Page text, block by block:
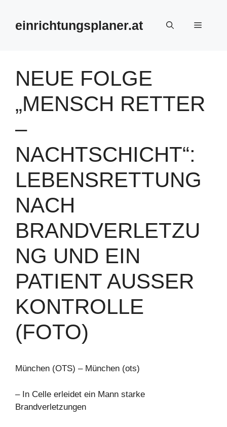
springeneinrichtungsplaner.at Menü
NEUE FOLGE
„MENSCH RETTER
–
NACHTSCHICHT“:
LEBENSRETTUNG
NACH
BRANDVERLETZU
NG UND EIN
PATIENT AUSSER K
ONTROLLE (
FOTO)
München (OTS) – München (ots)
– In Celle erleidet ein Mann starke
Brandverletzungen